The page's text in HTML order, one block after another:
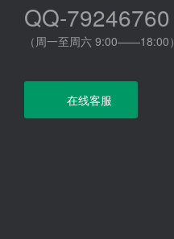
QQ-79246760
（周一至周六 9:00——18:00）
在线客服